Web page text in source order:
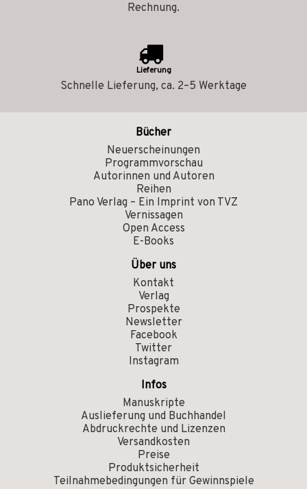
Rechnung.
Lieferung
Schnelle Lieferung, ca. 2–5 Werktage
Bücher
Neuerscheinungen
Programmvorschau
Autorinnen und Autoren
Reihen
Pano Verlag – Ein Imprint von TVZ
Vernissagen
Open Access
E-Books
Über uns
Kontakt
Verlag
Prospekte
Newsletter
Facebook
Twitter
Instagram
Infos
Manuskripte
Auslieferung und Buchhandel
Abdruckrechte und Lizenzen
Versandkosten
Preise
Produktsicherheit
Teilnahmebedingungen für Gewinnspiele